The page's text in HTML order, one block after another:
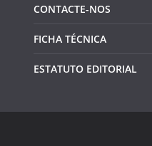
CONTACTE-NOS
FICHA TÉCNICA
ESTATUTO EDITORIAL